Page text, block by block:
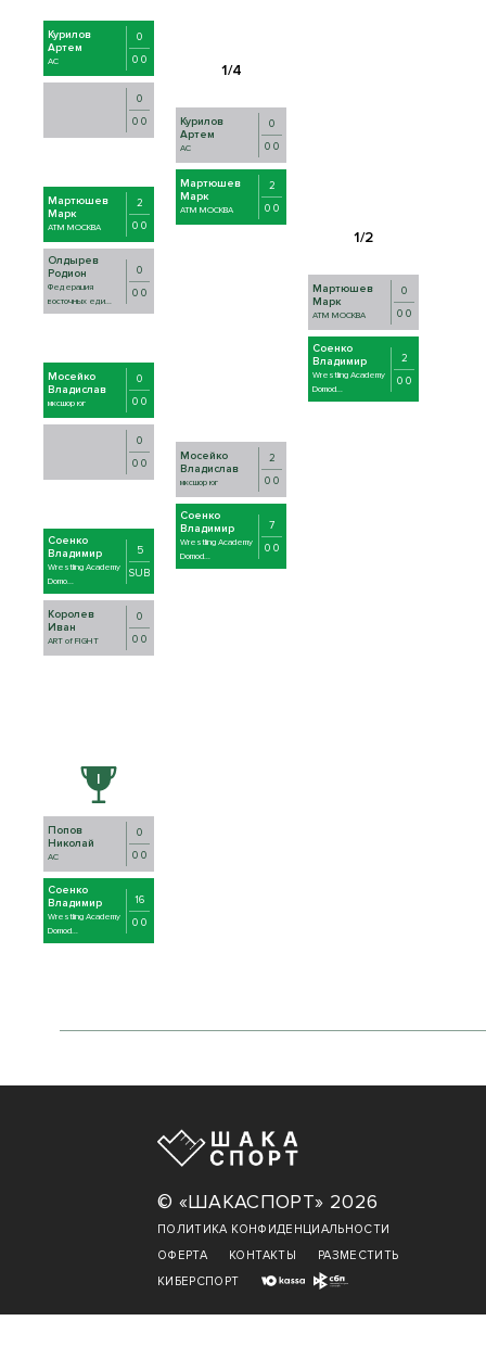
Курилов
Артем
AC
0
0 0
0
0 0
Мартюшев
Марк
АТМ МОСКВА
2
0 0
Олдырев
Родион
Федерация
восточных еди...
0
0 0
Мосейко
Владислав
мксшор юг
0
0 0
0
0 0
Соенко
Владимир
Wrestling Academy
Domo...
5
SUB
Королев
Иван
ART of FIGHT
0
0 0
Курилов
Артем
AC
0
0 0
Мартюшев
Марк
АТМ МОСКВА
2
0 0
Мосейко
Владислав
мксшор юг
2
0 0
Соенко
Владимир
Wrestling Academy
Domod...
7
0 0
Мартюшев
Марк
АТМ МОСКВА
0
0 0
Соенко
Владимир
Wrestling Academy
Domod...
2
0 0
Попов
Николай
AC
0
0 0
Соенко
Владимир
Wrestling Academy
Domod...
16
0 0
© «ШАКАСПОРТ» 2026
ПОЛИТИКА КОНФИДЕНЦИАЛЬНОСТИ
ОФЕРТА
КОНТАКТЫ
РАЗМЕСТИТЬ
КИБЕРСПОРТ